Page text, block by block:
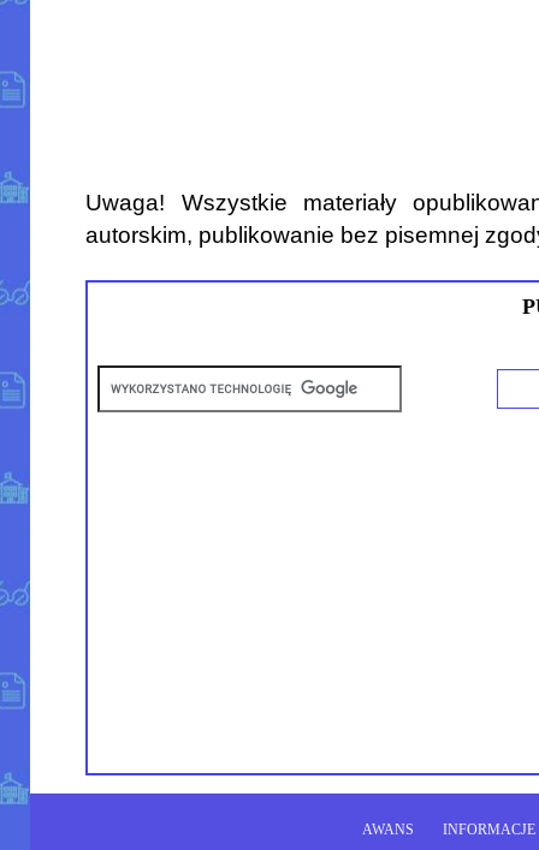
Uwaga! Wszystkie materiały
autorskim, publikowanie bez pisemnej
AWANS INFORMACJE